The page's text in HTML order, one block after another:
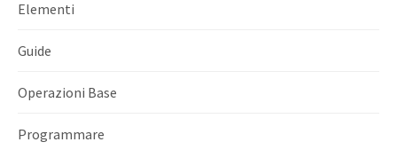
Elementi
Guide
Operazioni Base
Programmare